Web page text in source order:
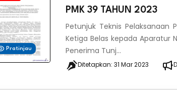
Pratinjau
PMK 39 TAHUN 2023
Petunjuk Teknis Pelaksanaan
Ketiga Belas kepada Aparatur
Penerima Tunj...
Ditetapkan:31 Mar 2023